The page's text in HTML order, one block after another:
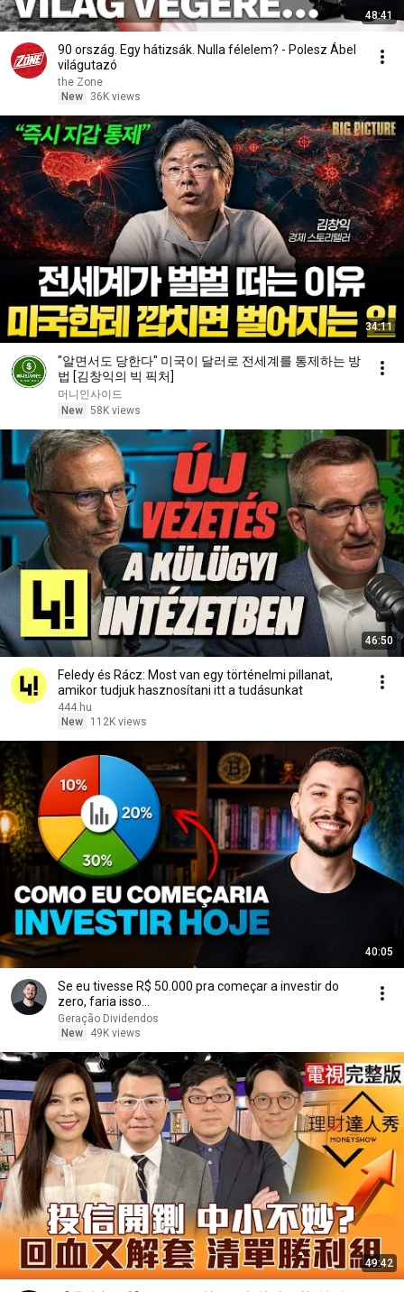
48:41
90 ország. Egy hátizsák. Nulla félelem? - Polesz Ábel
világutazó
the Zone
New
36K views
34:11
"알면서도 당한다" 미국이 달러로 전세계를 통제하는 방
법 [김창익의 빅 픽처]
머니인사이드
New 58K views
46:50
Feledy és Rácz: Most van egy történelmi pillanat,
amikor tudjuk hasznosítani itt a tudásunkat
444.hu
New
112K views
40:05
Se eu tivesse R$ 50.000 pra começar a investir do
zero, faria isso...
Geração Dividendos
New
49K views
49:42